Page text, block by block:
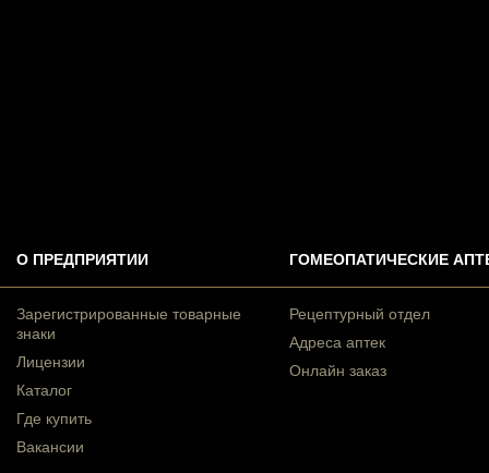
О ПРЕДПРИЯТИИ
Зарегистрированные товарные
знаки
Лицензии
Каталог
Где купить
Вакансии
ГОМЕОПАТИЧЕСКИЕ
Рецептурный отдел
Адреса аптек
Онлайн заказ